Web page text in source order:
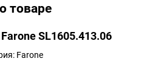
товаре
SL1605.413.06
Farone